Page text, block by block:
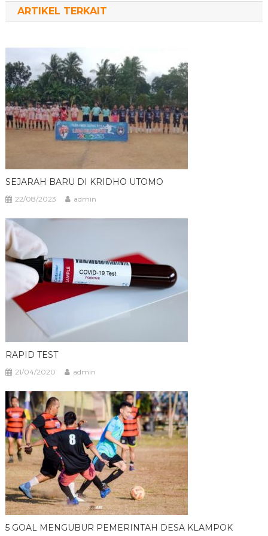
ARTIKEL TERKAIT
SEJARAH BARU DI KRIDHO UTOMO
22/08/2023 admin
RAPID TEST
21/04/2020 admin
5 GOAL MENGUBUR PEMERINTAH DESA KLAMPOK